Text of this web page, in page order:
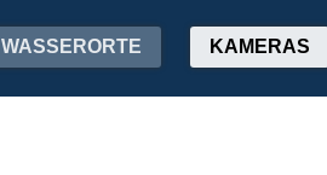
WASSERORTE KAMERAS